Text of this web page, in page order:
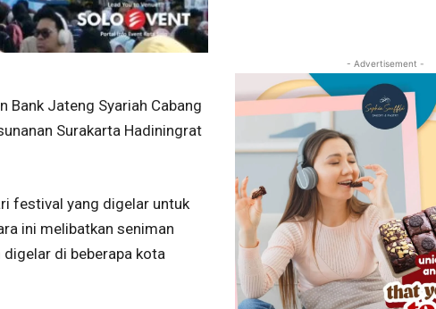
Bank Jateng Syariah Cabang
Surakarta Hadiningrat
festival yang digelar untuk
ini melibatkan seniman
di beberapa kota
- Advertisement -